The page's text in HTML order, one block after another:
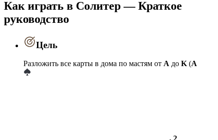
Как играть в Солитер — Краткое
руководство
Цель
Разложить все карты в дома по мастям от A до K (A